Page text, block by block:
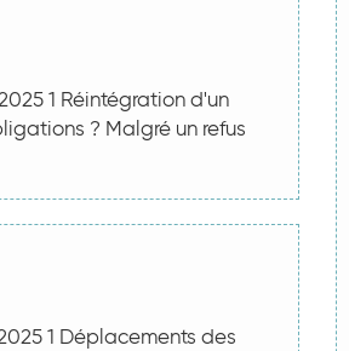
1 Réintégration d'un
? Malgré un refus
1 Déplacements des